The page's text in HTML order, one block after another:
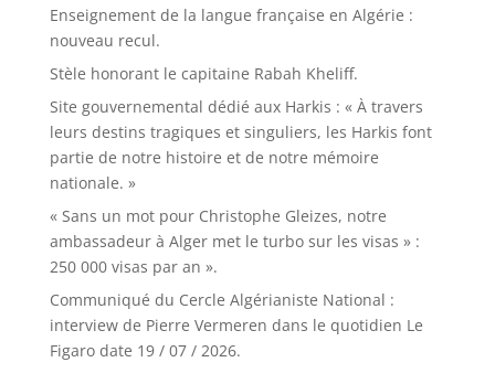
Enseignement de la langue française en Algérie :
nouveau recul.
Stèle honorant le capitaine Rabah Kheliff.
Site gouvernemental dédié aux Harkis : « À travers
leurs destins tragiques et singuliers, les Harkis font
partie de notre histoire et de notre mémoire
nationale. »
« Sans un mot pour Christophe Gleizes, notre
ambassadeur à Alger met le turbo sur les visas » :
250 000 visas par an ».
Communiqué du Cercle Algérianiste National :
interview de Pierre Vermeren dans le quotidien Le
Figaro date 19 / 07 / 2026.